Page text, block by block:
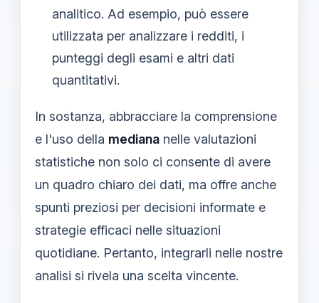
analitico. Ad esempio, può essere
utilizzata per analizzare i redditi, i
punteggi degli esami e altri dati
quantitativi.
In sostanza, abbracciare la comprensione
e l'uso della mediana nelle valutazioni
statistiche non solo ci consente di avere
un quadro chiaro dei dati, ma offre anche
spunti preziosi per decisioni informate e
strategie efficaci nelle situazioni
quotidiane. Pertanto, integrarli nelle nostre
analisi si rivela una scelta vincente.